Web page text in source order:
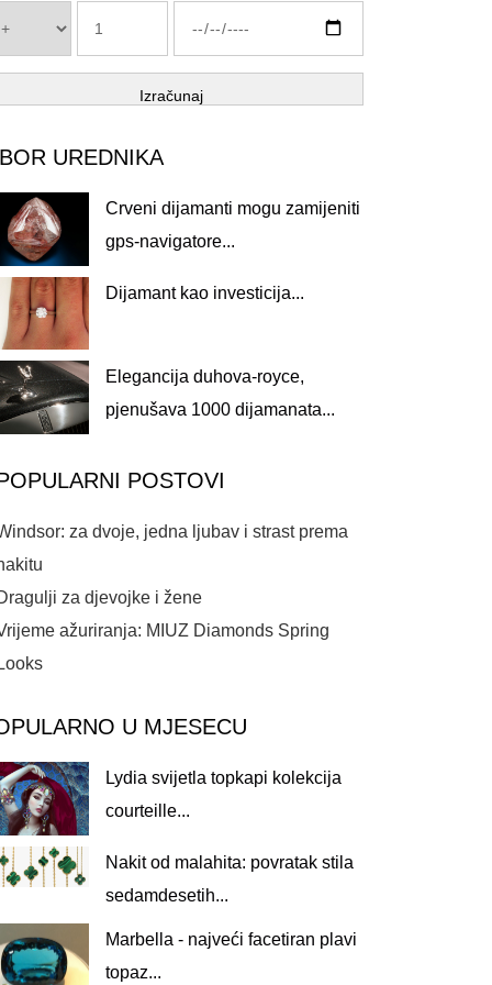
Izračunaj
UREDNIKA
Crveni dijamanti mogu zamijeniti
gps-navigatore...
Dijamant kao investicija...
Elegancija duhova-royce,
pjenušava 1000 dijamanata...
POSTOVI
za dvoje, jedna ljubav i strast prema
za djevojke i žene
ažuriranja: MIUZ Diamonds Spring
U MJESECU
Lydia svijetla topkapi kolekcija
courteille...
Nakit od malahita: povratak stila
sedamdesetih...
Marbella - najveći facetiran plavi
topaz...